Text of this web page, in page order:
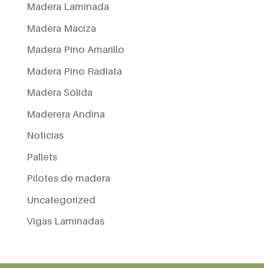
Madera Laminada
Madera Maciza
Madera Pino Amarillo
Madera Pino Radiata
Madera Sólida
Maderera Andina
Noticias
Pallets
Pilotes de madera
Uncategorized
Vigas Laminadas